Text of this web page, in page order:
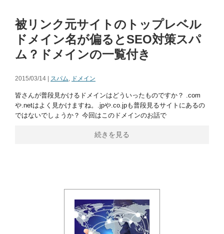
被リンク元サイトのトップレベル
ドメイン名が偏るとSEO対策スパ
ム？ドメインの一覧付き
2015/03/14 | スパム, ドメイン
皆さんが普段見かけるドメインはどういったものですか？ .com
や.netはよく見かけますね。.jpや.co.jpも普段見るサイトにあるの
ではないでしょうか？ 今回はこのドメインのお話で
続きを見る